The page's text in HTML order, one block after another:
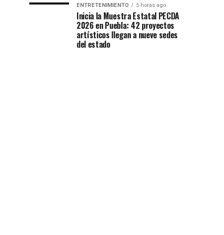
ENTRETENIMIENTO 5 horas ago
Inicia la Muestra Estatal PECDA
2026 en Puebla: 42 proyectos
artísticos llegan a nueve sedes
del estado